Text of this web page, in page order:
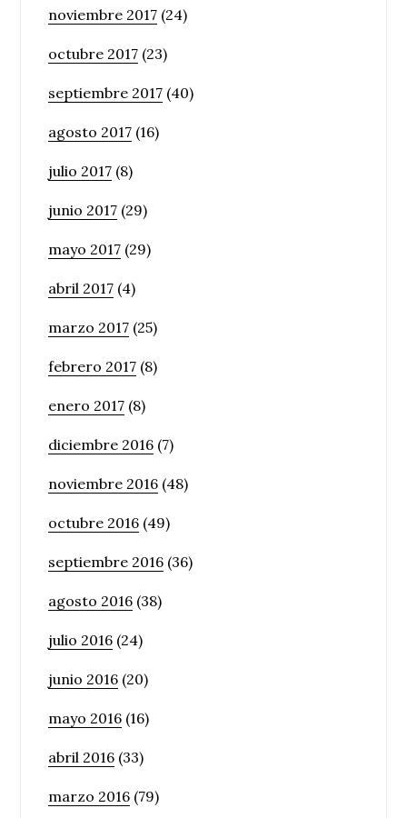
noviembre 2017 (24)
octubre 2017 (23)
septiembre 2017 (40)
agosto 2017 (16)
julio 2017 (8)
junio 2017 (29)
mayo 2017 (29)
abril 2017 (4)
marzo 2017 (25)
febrero 2017 (8)
enero 2017 (8)
diciembre 2016 (7)
noviembre 2016 (48)
octubre 2016 (49)
septiembre 2016 (36)
agosto 2016 (38)
julio 2016 (24)
junio 2016 (20)
mayo 2016 (16)
abril 2016 (33)
marzo 2016 (79)